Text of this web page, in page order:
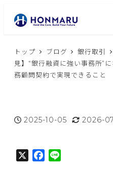
トップ ブログ 銀行取引
見】“銀行融資に強い事務所”
務顧問契約で実現できること
投稿日
2025-10-05
更新日
2026-